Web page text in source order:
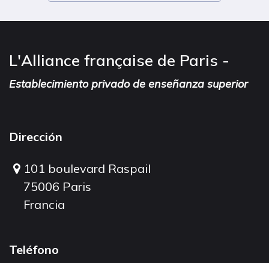
L'Alliance française de Paris -
Establecimiento privado de enseñanza superior
Dirección
101 boulevard Raspail
75006 Paris
Francia
Teléfono